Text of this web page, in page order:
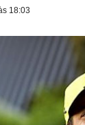
18:03